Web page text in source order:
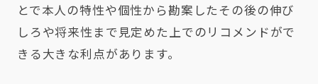
とで本人の特性や個性から勘案したその後の伸び
しろや将来性まで見定めた上でのリコメンドがで
きる大きな利点があります。